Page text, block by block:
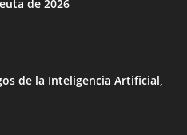
de 2026
de la Inteligencia Artificial,